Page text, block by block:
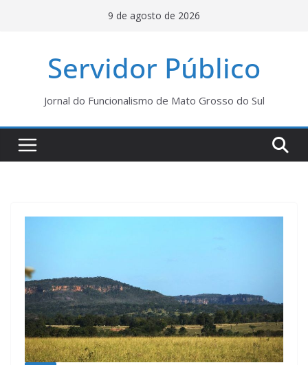
9 de agosto de 2026
Servidor Público
Jornal do Funcionalismo de Mato Grosso do Sul